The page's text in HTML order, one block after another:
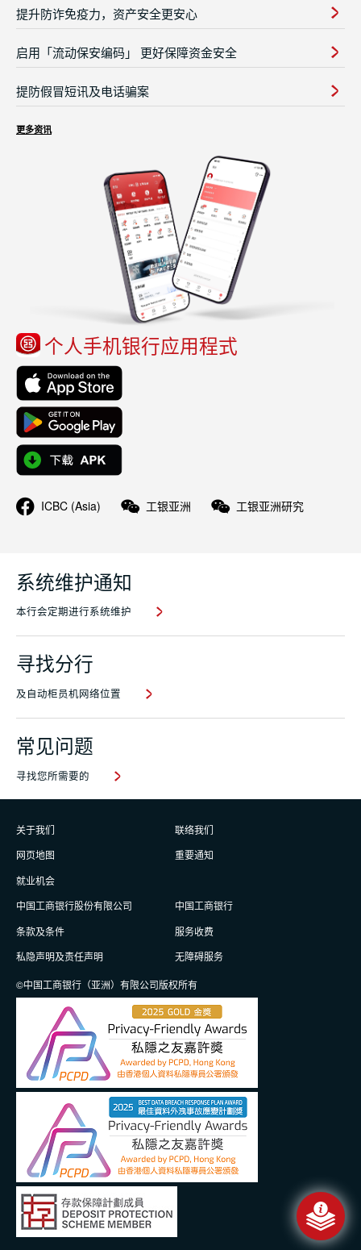
提升防诈免疫力，资产安全更安心
启用「流动保安编码」 更好保障资金安全
提防假冒短讯及电话骗案
更多资讯
个人手机银行应用程式
ICBC (Asia) 工银亚洲 工银亚洲研究
系统维护通知
本行会定期进行系统维护
寻找分行
及自动柜员机网络位置
常见问题
寻找您所需要的
信息
关于我们
联络我们
网页地图
重要通知
就业机会
中国工商银行股份有限公司
中国工商银行
条款及条件
服务收费
私隐声明及责任声明
无障碍服务
©中国工商银行（亚洲）有限公司版权所有